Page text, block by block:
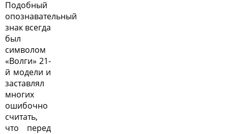
Подобный
опознавательный
знак всегда
был
символом
«Волги» 21-
й модели и
заставлял
многих
ошибочно
считать,
что перед